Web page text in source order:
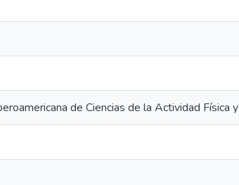
de Ciencias de la Actividad Física